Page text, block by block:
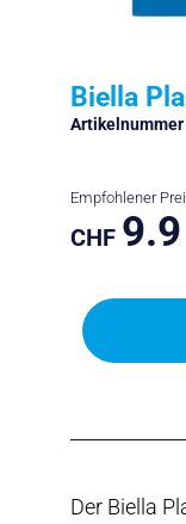
Biella
Empfohlener
CHF 9.9
Der Biella